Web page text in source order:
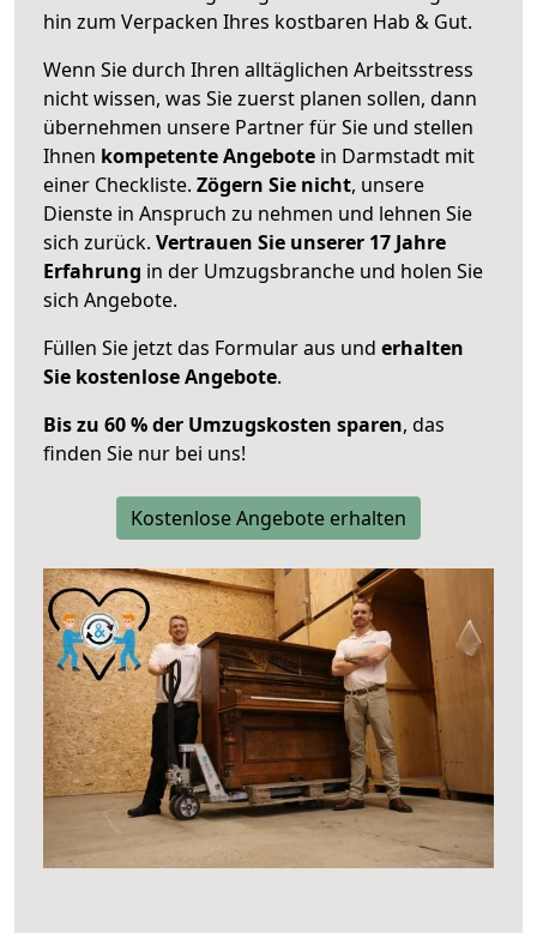
hin zum Verpacken Ihres kostbaren Hab & Gut.
Wenn Sie durch Ihren alltäglichen Arbeitsstress
nicht wissen, was Sie zuerst planen sollen, dann
übernehmen unsere Partner für Sie und stellen
Ihnen kompetente Angebote in Darmstadt mit
einer Checkliste. Zögern Sie nicht, unsere
Dienste in Anspruch zu nehmen und lehnen Sie
sich zurück. Vertrauen Sie unserer 17 Jahre
Erfahrung in der Umzugsbranche und holen Sie
sich Angebote.
Füllen Sie jetzt das Formular aus und erhalten
Sie kostenlose Angebote.
Bis zu 60 % der Umzugskosten sparen, das
finden Sie nur bei uns!
Kostenlose Angebote erhalten